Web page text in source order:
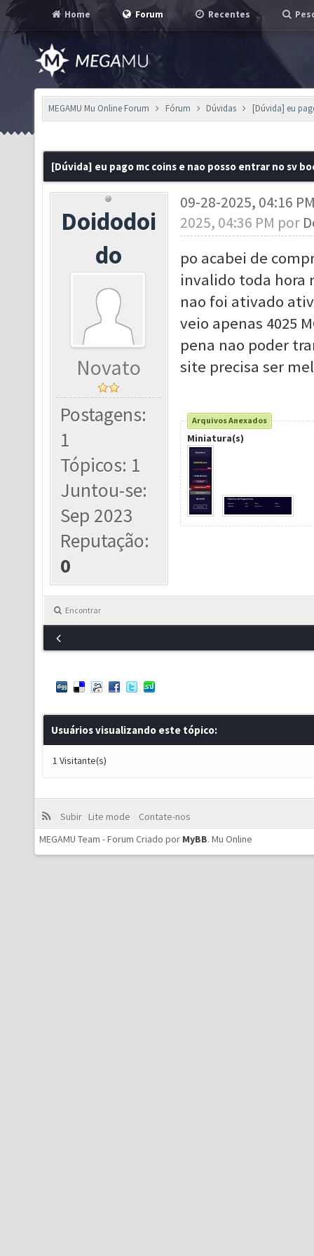
Home Forum Recentes
MEGAMU Mu Online Forum Fórum Dúvidas [Dúvida] eu
[Dúvida] eu pago mc coins e nao posso entrar no sv
Doidodoi
do
Novato
Postagens:
1
Tópicos: 1
Juntou-se:
Sep 2023
Reputação:
0
09-28-2025, 04:16
2025, 04:36 PM por
po acabei de
invalido toda hora
nao foi ativado
veio apenas 4025
pena nao poder
site precisa ser
Arquivos Anexados
Miniatura(s)
Encontrar
Usuários visualizando este tópico:
1 Visitante(s)
Subir Lite mode
Contate-nos
MEGAMU Team - Forum Criado por MyBB. Mu Online